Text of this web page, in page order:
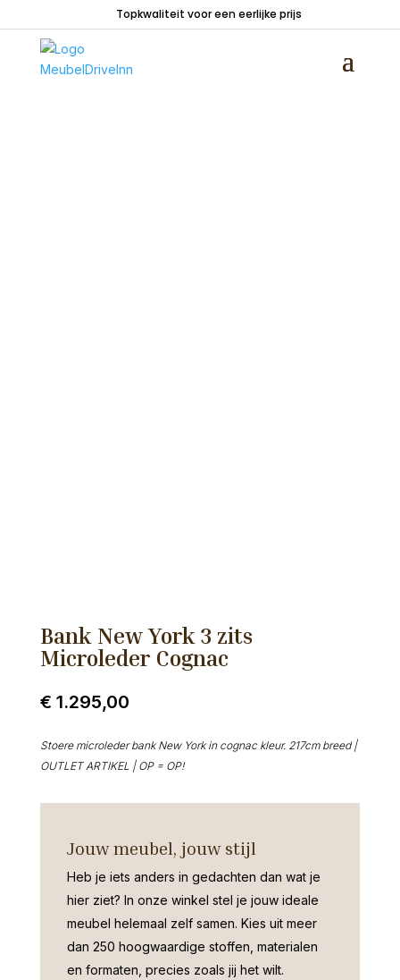
Topkwaliteit voor een eerlijke prijs
Zitmeubelen/Rechte banken / Bank New
York 3 zits Microleder Cognac
Bank New York 3 zits
Microleder Cognac
€ 1.295,00
Stoere microleder bank New York in cognac kleur. 217cm breed |
OUTLET ARTIKEL | OP = OP!
Jouw meubel, jouw stijl
Heb je iets anders in gedachten dan wat je
hier ziet? In onze winkel stel je jouw ideale
meubel helemaal zelf samen. Kies uit meer
dan 250 hoogwaardige stoffen, materialen
en formaten, precies zoals jij het wilt.